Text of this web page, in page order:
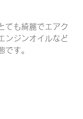
ても綺麗でエアク
ンジンオイルなど
です。